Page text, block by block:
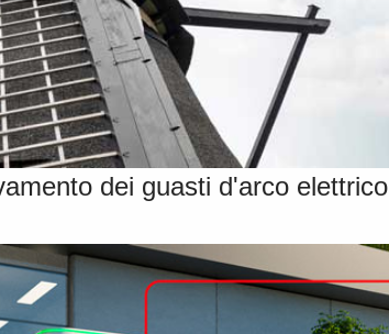
dei guasti d'arco elettrico